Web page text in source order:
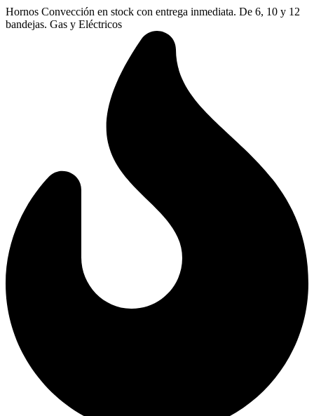
Ir
al
Hornos Convección en stock con entrega inmediata. De 6, 10 y 12
bandejas. Gas y Eléctricos